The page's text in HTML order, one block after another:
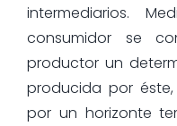
intermediarios.
consumidor se
productor un
producida por
por un horizonte